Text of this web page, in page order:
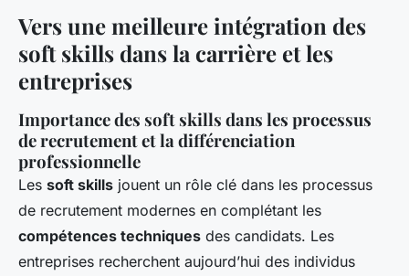
Vers une meilleure intégration des
soft skills dans la carrière et les
entreprises
Importance des soft skills dans les processus
de recrutement et la différenciation
professionnelle
Les soft skills jouent un rôle clé dans les processus
de recrutement modernes en complétant les
compétences techniques des candidats. Les
entreprises recherchent aujourd’hui des individus